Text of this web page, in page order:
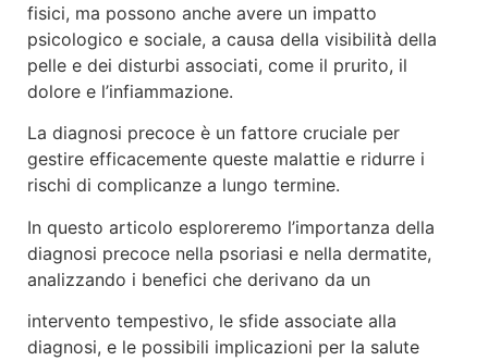
fisici, ma possono anche avere un impatto
psicologico e sociale, a causa della visibilità della
pelle e dei disturbi associati, come il prurito, il
dolore e l’infiammazione.
La diagnosi precoce è un fattore cruciale per
gestire efficacemente queste malattie e ridurre i
rischi di complicanze a lungo termine.
In questo articolo esploreremo l’importanza della
diagnosi precoce nella psoriasi e nella dermatite,
analizzando i benefici che derivano da un
intervento tempestivo, le sfide associate alla
diagnosi, e le possibili implicazioni per la salute